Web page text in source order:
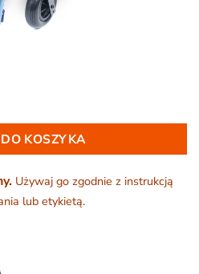
składany - DY01109
KOSZYKA
Używaj go zgodnie z instrukcją
lub etykietą.